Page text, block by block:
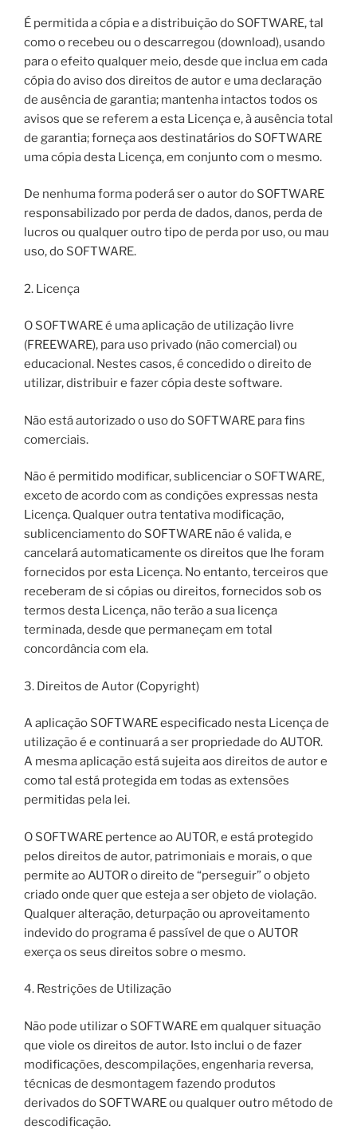
É permitida a cópia e a distribuição do SOFTWARE, tal
como o recebeu ou o descarregou (download), usando
para o efeito qualquer meio, desde que inclua em cada
cópia do aviso dos direitos de autor e uma declaração
de ausência de garantia; mantenha intactos todos os
avisos que se referem a esta Licença e, à ausência total
de garantia; forneça aos destinatários do SOFTWARE
uma cópia desta Licença, em conjunto com o mesmo.
De nenhuma forma poderá ser o autor do SOFTWARE
responsabilizado por perda de dados, danos, perda de
lucros ou qualquer outro tipo de perda por uso, ou mau
uso, do SOFTWARE.
2. Licença
O SOFTWARE é uma aplicação de utilização livre
(FREEWARE), para uso privado (não comercial) ou
educacional. Nestes casos, é concedido o direito de
utilizar, distribuir e fazer cópia deste software.
Não está autorizado o uso do SOFTWARE para fins
comerciais.
Não é permitido modificar, sublicenciar o SOFTWARE,
exceto de acordo com as condições expressas nesta
Licença. Qualquer outra tentativa modificação,
sublicenciamento do SOFTWARE não é valida, e
cancelará automaticamente os direitos que lhe foram
fornecidos por esta Licença. No entanto, terceiros que
receberam de si cópias ou direitos, fornecidos sob os
termos desta Licença, não terão a sua licença
terminada, desde que permaneçam em total
concordância com ela.
3. Direitos de Autor (Copyright)
A aplicação SOFTWARE especificado nesta Licença de
utilização é e continuará a ser propriedade do AUTOR.
A mesma aplicação está sujeita aos direitos de autor e
como tal está protegida em todas as extensões
permitidas pela lei.
O SOFTWARE pertence ao AUTOR, e está protegido
pelos direitos de autor, patrimoniais e morais, o que
permite ao AUTOR o direito de “perseguir” o objeto
criado onde quer que esteja a ser objeto de violação.
Qualquer alteração, deturpação ou aproveitamento
indevido do programa é passível de que o AUTOR
exerça os seus direitos sobre o mesmo.
4. Restrições de Utilização
Não pode utilizar o SOFTWARE em qualquer situação
que viole os direitos de autor. Isto inclui o de fazer
modificações, descompilações, engenharia reversa,
técnicas de desmontagem fazendo produtos
derivados do SOFTWARE ou qualquer outro método de
descodificação.